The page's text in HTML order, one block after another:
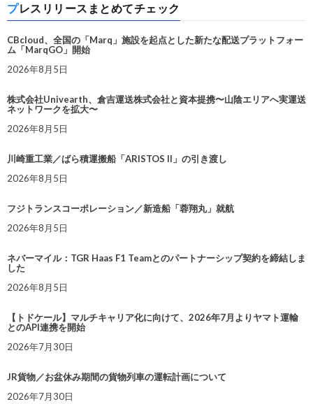
プレスリリースまとめてチェック
CBcloud、全国の「Marq」施設を起点とした新たな配送プラットフォー
ム「MarqGO」開始
2026年8月5日
株式会社Univearth、倉吉運送株式会社と資本提携〜山陰エリアへ実運送
ネットワークを拡大〜
2026年8月5日
川崎重工業／ばら積運搬船「ARISTOS II」の引き渡し
2026年8月5日
フジトランスコーポレーション／新造船「蓉翔丸」就航
2026年8月5日
ネバーマイル：TGR Haas F1 Teamとのパートナーシップ契約を締結しま
した
2026年8月5日
【トドケール】マルチキャリア化に向けて、2026年7月よりヤマト運輸
とのAPI連携を開始
2026年7月30日
JR貨物／お盆休み期間の貨物列車の運転計画について
2026年7月30日